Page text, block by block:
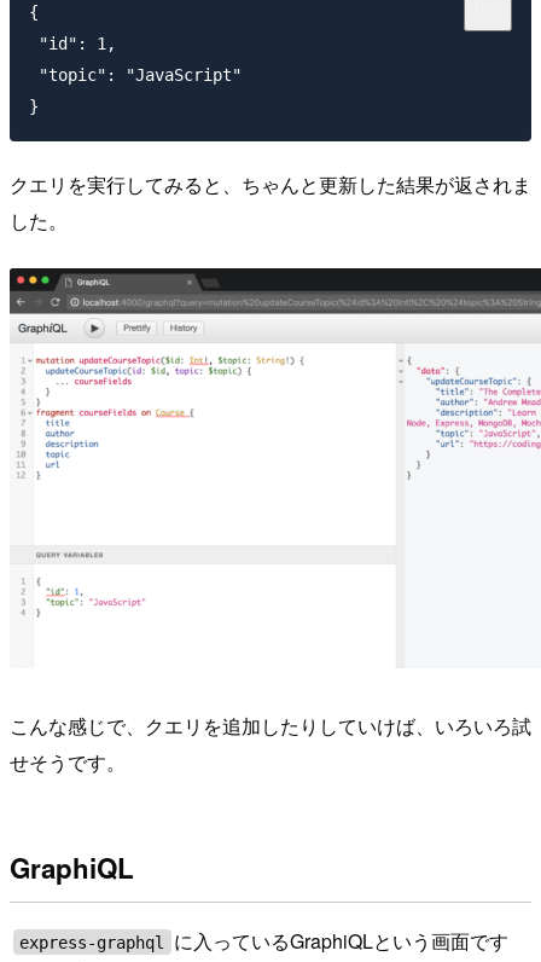
{
"id": 1,
"topic": "JavaScript"
クエリを実行してみると、ちゃんと更新した結果が返されま
した。
こんな感じで、クエリを追加したりしていけば、いろいろ試
せそうです。
GraphiQL
express-graphql
に入っているGraphiQLという画面です